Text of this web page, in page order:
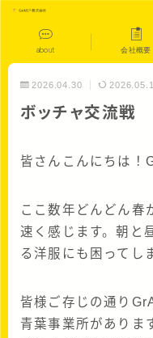
about 会社概要
2026.04.30
ボッチャ交流戦
皆さんこんにちは！
ここ数年どんどん春
速く感じます。朝と
る洋服にも困ってし
皆様ご存じの通り
青葉事業所がありま